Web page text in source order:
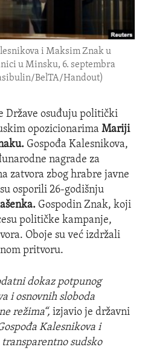
i Maksim Znak u
u Minsku, 6. septembra
BelTA/Handout)
Države osuđuju politički
opozicionarima Mariji
Gospođa Kalesnikova,
nagrade za
zatvora zbog hrabre javne
osporili 26-godišnju
Gospodin Znak, koji
političke kampanje,
Oboje su već izdržali
pritvoru.
dokaz potpunog
i osnovnih sloboda
režima“, izjavio je državni
Kalesnikova i
sudsko